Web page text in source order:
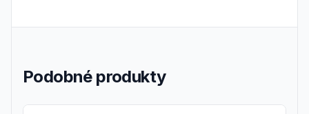
Podobné produkty